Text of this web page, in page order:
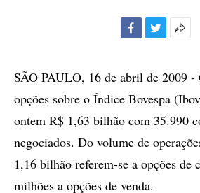
SÃO PAULO, 16 de abril de 2009 -
opções sobre o Índice Bovespa
ontem R$ 1,63 bilhão com 35.990
negociados. Do volume de
1,16 bilhão referem-se a opções de
milhões a opções de venda.